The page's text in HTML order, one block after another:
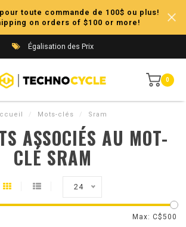
toute commande de 100$ ou plus!
on orders of $100 or more!
Égalisation des Prix
0
/ Mots-clés / Sram
ASSOCIÉS AU MOT-
CLÉ SRAM
24
Max: C$500